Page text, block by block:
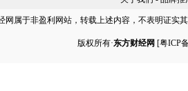
网 属于非盈利网站，转载上述内容，不表明证实
版权所有·东方财经网 [粤ICP